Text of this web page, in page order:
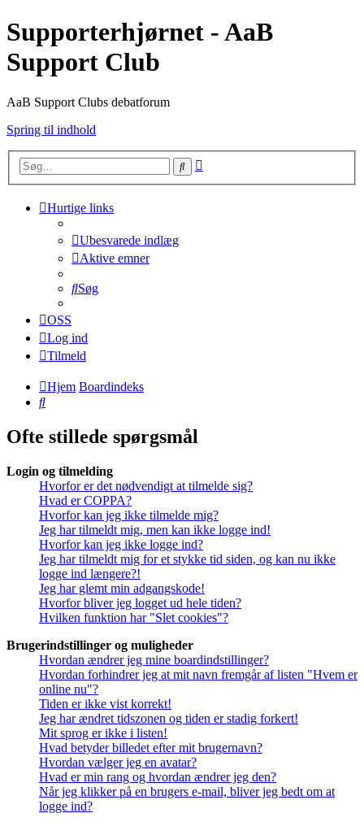
Supporterhjørnet - AaB
Support Club
AaB Support Clubs debatforum
Spring til indhold
Søg
Hurtige links
Ubesvarede indlæg
Aktive emner
Søg
OSS
Log ind
Tilmeld
Hjem Boardindeks
Søg
Ofte stillede spørgsmål
Login og tilmelding
Hvorfor er det nødvendigt at tilmelde sig?
Hvad er COPPA?
Hvorfor kan jeg ikke tilmelde mig?
Jeg har tilmeldt mig, men kan ikke logge ind!
Hvorfor kan jeg ikke logge ind?
Jeg har tilmeldt mig for et stykke tid siden, og kan nu ikke
logge ind længere?!
Jeg har glemt min adgangskode!
Hvorfor bliver jeg logget ud hele tiden?
Hvilken funktion har "Slet cookies"?
Brugerindstillinger og muligheder
Hvordan ændrer jeg mine boardindstillinger?
Hvordan forhindrer jeg at mit navn fremgår af listen "Hvem er
online nu"?
Tiden er ikke vist korrekt!
Jeg har ændret tidszonen og tiden er stadig forkert!
Mit sprog er ikke i listen!
Hvad betyder billedet efter mit brugernavn?
Hvordan vælger jeg en avatar?
Hvad er min rang og hvordan ændrer jeg den?
Når jeg klikker på en brugers e-mail, bliver jeg bedt om at
logge ind?